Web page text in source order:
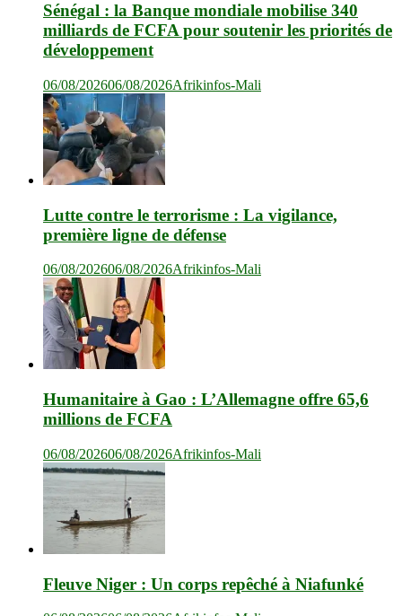
Sénégal : la Banque mondiale mobilise 340
milliards de FCFA pour soutenir les priorités de
développement
06/08/202606/08/2026Afrikinfos-Mali
Lutte contre le terrorisme : La vigilance,
première ligne de défense
06/08/202606/08/2026Afrikinfos-Mali
Humanitaire à Gao : L’Allemagne offre 65,6
millions de FCFA
06/08/202606/08/2026Afrikinfos-Mali
Fleuve Niger : Un corps repêché à Niafunké